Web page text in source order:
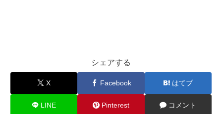
シェアする
X Facebook はてブ
LINE Pinterest コメント